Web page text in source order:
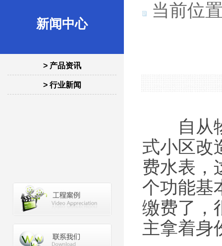
新闻中心
> 产品资讯
> 行业新闻
当前位
自从物
式小区改
费水表，
个功能基
缴费了，
主拿着身